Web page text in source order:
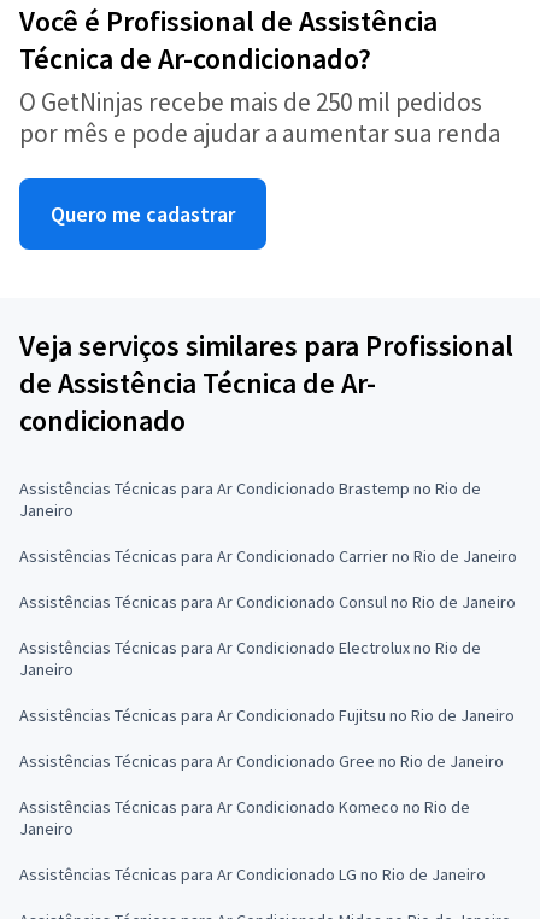
Você é Profissional de Assistência
Técnica de Ar-condicionado?
O GetNinjas recebe mais de 250 mil pedidos
por mês e pode ajudar a aumentar sua renda
Quero me cadastrar
Veja serviços similares para Profissional
de Assistência Técnica de Ar-
condicionado
Assistências Técnicas para Ar Condicionado Brastemp no Rio de
Janeiro
Assistências Técnicas para Ar Condicionado Carrier no Rio de Janeiro
Assistências Técnicas para Ar Condicionado Consul no Rio de Janeiro
Assistências Técnicas para Ar Condicionado Electrolux no Rio de
Janeiro
Assistências Técnicas para Ar Condicionado Fujitsu no Rio de Janeiro
Assistências Técnicas para Ar Condicionado Gree no Rio de Janeiro
Assistências Técnicas para Ar Condicionado Komeco no Rio de
Janeiro
Assistências Técnicas para Ar Condicionado LG no Rio de Janeiro